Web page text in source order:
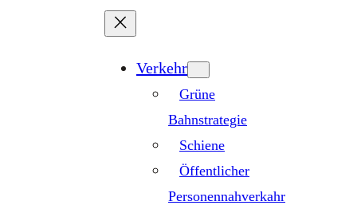
Verkehr
Grüne
Bahnstrategie
Schiene
Öffentlicher
Personennahverkahr